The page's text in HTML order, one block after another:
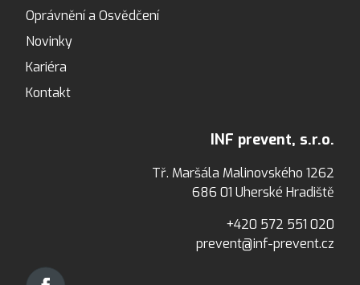
Oprávnění a Osvědčení
Novinky
Kariéra
Kontakt
INF prevent, s.r.o.
Tř. Maršála Malinovského 1262
686 01 Uherské Hradiště
+420 572 551 020
prevent@inf-prevent.cz